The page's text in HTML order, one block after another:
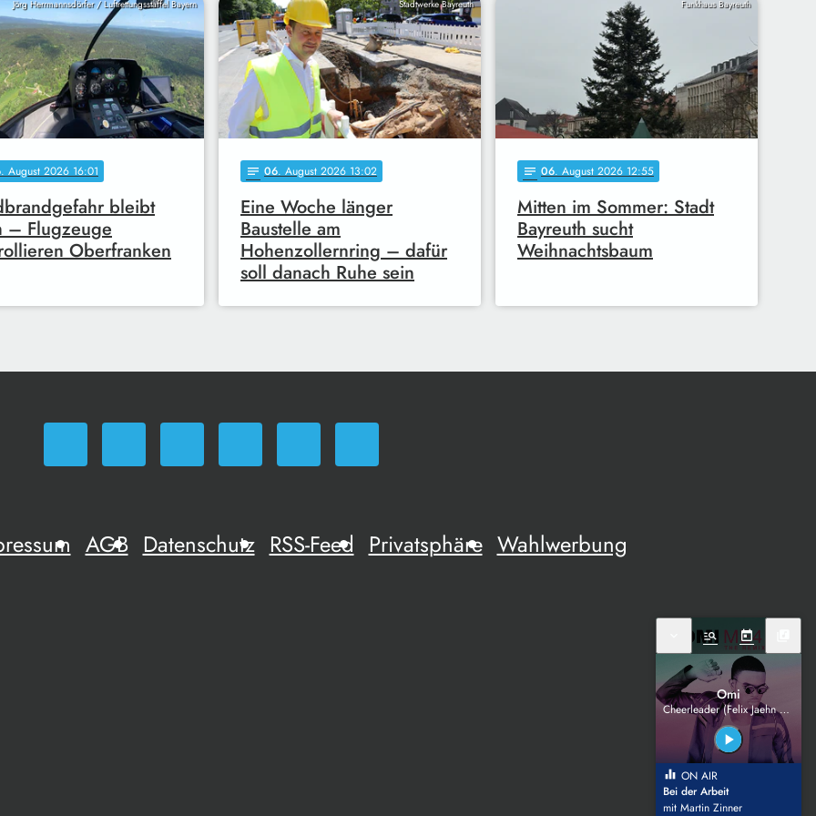
Jörg Herrmannsdörfer / Luftrettungsstaffel Bayern
. August 2026 16:01
bleibt
– Flugzeuge
Oberfranken
Stadtwerke Bayreuth
notes 06. August 2026 13:02
Eine Woche länger
Baustelle am
Hohenzollernring – dafür
soll danach Ruhe sein
Funkhaus Bayreuth
notes 06. August 2026 12:55
Mitten im Sommer: Stadt
Bayreuth sucht
Weihnachtsbaum
AGB Datenschutz RSS-Feed Privatsphäre Wahlwerbung
manage_search today
Omi
Cheerleader (Felix Jaehn Remix)
play_arrow
equalizer ON AIR
Bei der Arbeit
mit Martin Zinner